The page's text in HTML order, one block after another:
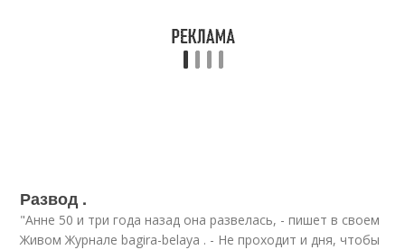
Развод .
"Анне 50 и три года назад она развелась, - пишет в своем
Живом Журнале bagira-belaya . - Не проходит и дня, чтобы